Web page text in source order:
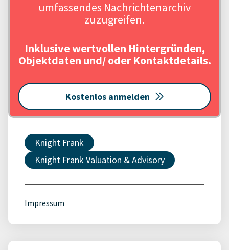
umfassendes Nachrichtenarchiv
zuzugreifen.
Inklusive wertvollen Hintergründen,
Objektdaten und/ oder Kontaktdetails.
Kostenlos anmelden
Knight Frank
Knight Frank Valuation & Advisory
Impressum